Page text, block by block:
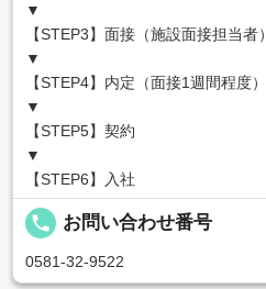
▼
【STEP3】面接（施設面接担当者）
▼
【STEP4】内定（面接1週間程度）
▼
【STEP5】契約
▼
【STEP6】入社
local_phone お問い合わせ番号
0581-32-9522